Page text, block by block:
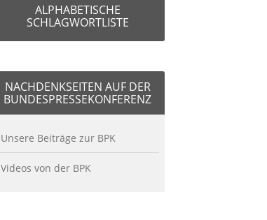
ALPHABETISCHE
SCHLAGWORTLISTE
NACHDENKSEITEN AUF DER
BUNDESPRESSEKONFERENZ
Unsere Beiträge zur BPK
Videos von der BPK